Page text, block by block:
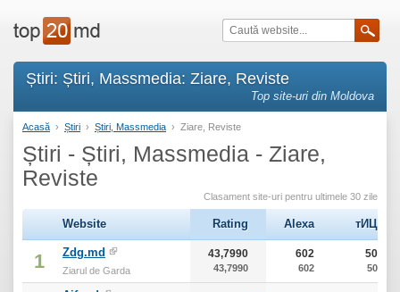
Știri: Știri, Massmedia: Ziare, Reviste
Top site-uri din Moldova
Acasă › Știri › Știri, Massmedia › Ziare, Reviste
Știri - Știri, Massmedia - Ziare,
Reviste
Clasament site-uri pentru ultimele 30 zile
Website Rating Alexa тИЦ
1 Zdg.md
Ziarul de Garda
43,7990
43,7990
602
602
50
50